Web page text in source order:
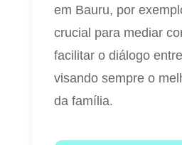
em Bauru, por
crucial para mediar
facilitar o diálogo
visando sempre o
da família.